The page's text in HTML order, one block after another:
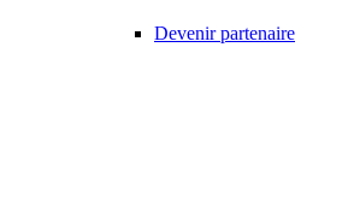
Devenir partenaire